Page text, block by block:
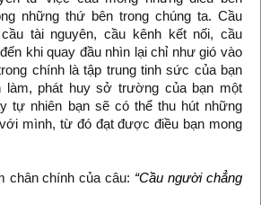
những thứ bên trong chúng ta. Cầu
tài nguyên, cầu kênh kết nối, cầu
khi quay đầu nhìn lại chỉ như gió vào
chính là tập trung tinh sức của bạn
làm, phát huy sở trường của bạn một
tự nhiên bạn sẽ có thể thu hút những
mình, từ đó đạt được điều bạn mong
chân chính của câu: “Cầu người chẳng